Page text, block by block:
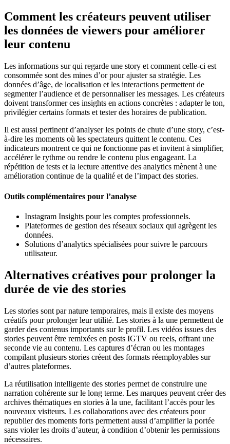
Comment les créateurs peuvent utiliser
les données de viewers pour améliorer
leur contenu
Les informations sur qui regarde une story et comment celle-ci est
consommée sont des mines d’or pour ajuster sa stratégie. Les
données d’âge, de localisation et les interactions permettent de
segmenter l’audience et de personnaliser les messages. Les créateurs
doivent transformer ces insights en actions concrètes : adapter le ton,
privilégier certains formats et tester des horaires de publication.
Il est aussi pertinent d’analyser les points de chute d’une story, c’est-
à-dire les moments où les spectateurs quittent le contenu. Ces
indicateurs montrent ce qui ne fonctionne pas et invitent à simplifier,
accélérer le rythme ou rendre le contenu plus engageant. La
répétition de tests et la lecture attentive des analytics mènent à une
amélioration continue de la qualité et de l’impact des stories.
Outils complémentaires pour l’analyse
Instagram Insights pour les comptes professionnels.
Plateformes de gestion des réseaux sociaux qui agrègent les
données.
Solutions d’analytics spécialisées pour suivre le parcours
utilisateur.
Alternatives créatives pour prolonger la
durée de vie des stories
Les stories sont par nature temporaires, mais il existe des moyens
créatifs pour prolonger leur utilité. Les stories à la une permettent de
garder des contenus importants sur le profil. Les vidéos issues des
stories peuvent être remixées en posts IGTV ou reels, offrant une
seconde vie au contenu. Les captures d’écran ou les montages
compilant plusieurs stories créent des formats réemployables sur
d’autres plateformes.
La réutilisation intelligente des stories permet de construire une
narration cohérente sur le long terme. Les marques peuvent créer des
archives thématiques en stories à la une, facilitant l’accès pour les
nouveaux visiteurs. Les collaborations avec des créateurs pour
republier des moments forts permettent aussi d’amplifier la portée
sans violer les droits d’auteur, à condition d’obtenir les permissions
nécessaires.